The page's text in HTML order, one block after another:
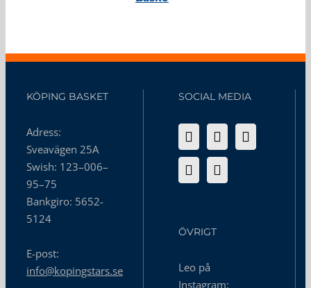
KÖPING BASKET
Adress:
Sveavägen 25A
Swish: 123–006–
95–75
Bankgiro: 5652-
5124
E-post:
info@kopingstars.se
SOCIAL MEDIA
ÖVRIGT
Leo på
Instagram: